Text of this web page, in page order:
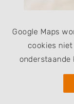
Google Maps
cookies
onderstaande